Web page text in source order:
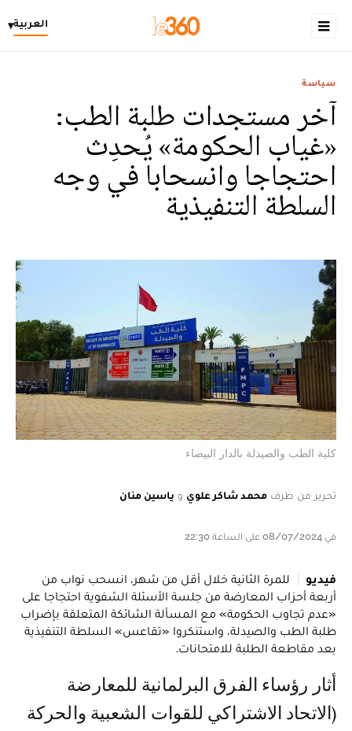
العربية▾
سياسة
آخر مستجدات طلبة الطب:
«غياب الحكومة» يُحدِث
احتجاجا وانسحابا في وجه
السلطة التنفيذية
كلية الطب والصيدلة بالدار البيضاء
تحرير من طرف محمد شاكر علوي و ياسين منان
في 08/07/2024 على الساعة 22:30
فيديو
للمرة الثانية خلال أقل من شهر، انسحب نواب من
أربعة أحزاب المعارضة من جلسة الأسئلة الشفوية احتجاجا على
«عدم تجاوب الحكومة» مع المسألة الشائكة المتعلقة بإضراب
طلبة الطب والصيدلة، واستنكروا «تقاعس» السلطة التنفيذية
بعد مقاطعة الطلبة للامتحانات.
أثار رؤساء الفرق البرلمانية للمعارضة
(الاتحاد الاشتراكي للقوات الشعبية والحركة